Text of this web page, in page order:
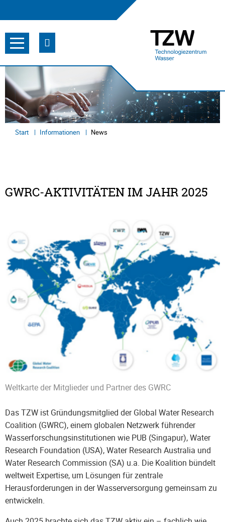
Start Informationen News
GWRC‑AKTIVITÄTEN IM JAHR 2025
Weltkarte der Mitglieder und Partner des GWRC
Das TZW ist Gründungsmitglied der Global Water Research
Coalition (GWRC), einem globalen Netzwerk führender
Wasserforschungsinstitutionen wie PUB (Singapur), Water
Research Foundation (USA), Water Research Australia und
Water Research Commission (SA) u.a. Die Koalition bündelt
weltweit Expertise, um Lösungen für zentrale
Herausforderungen in der Wasserversorgung gemeinsam zu
entwickeln.